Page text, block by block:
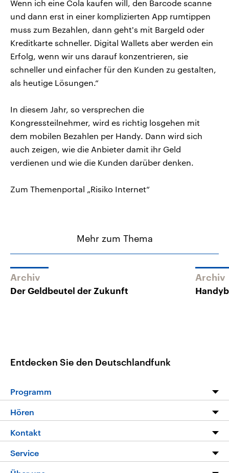
Wenn ich eine Cola kaufen will, den Barcode scanne
und dann erst in einer komplizierten App rumtippen
muss zum Bezahlen, dann geht's mit Bargeld oder
Kreditkarte schneller. Digital Wallets aber werden ein
Erfolg, wenn wir uns darauf konzentrieren, sie
schneller und einfacher für den Kunden zu gestalten,
als heutige Lösungen.“
In diesem Jahr, so versprechen die
Kongressteilnehmer, wird es richtig losgehen mit
dem mobilen Bezahlen per Handy. Dann wird sich
auch zeigen, wie die Anbieter damit ihr Geld
verdienen und wie die Kunden darüber denken.
Zum Themenportal „Risiko Internet“
Mehr zum Thema
Archiv
Der Geldbeutel der Zukunft
Archiv
Entdecken Sie den Deutschlandfunk
Programm
Programm
Die Nachrichten
Nachrichtenleicht
Hören
Livestream
Podcasts
Kontakt
Hörerservice
Service
FAQ